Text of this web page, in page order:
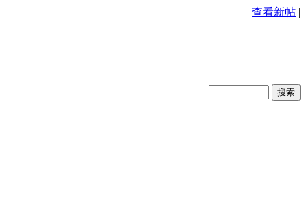
查看新帖 |